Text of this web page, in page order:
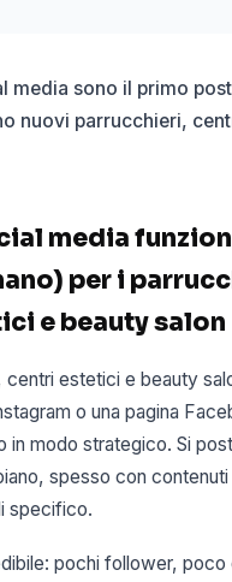
media sono il primo
nuovi parrucchieri,
media
per i
e beauty salon
centri estetici e beauty
o una pagina
in modo strategico. Si
spesso con
specifico.
pochi follower, poco